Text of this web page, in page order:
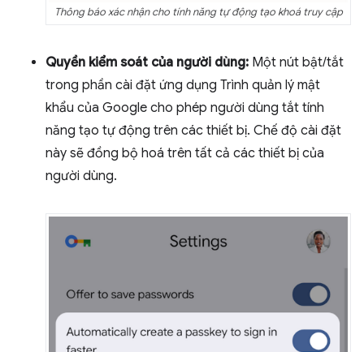
Thông báo xác nhận cho tính năng tự động tạo khoá truy cập
Quyền kiểm soát của người dùng: Một nút bật/tắt
trong phần cài đặt ứng dụng Trình quản lý mật
khẩu của Google cho phép người dùng tắt tính
năng tạo tự động trên các thiết bị. Chế độ cài đặt
này sẽ đồng bộ hoá trên tất cả các thiết bị của
người dùng.